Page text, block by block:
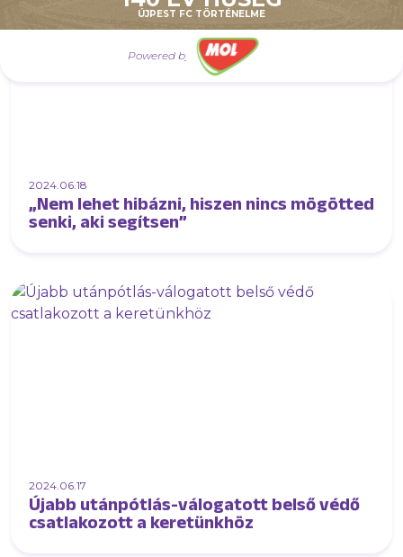
ÚJPEST FC TÖRTÉNELME
Powered by
2024.06.18
„Nem lehet hibázni, hiszen nincs mögötted
senki, aki segítsen”
2024.06.17
Újabb utánpótlás-válogatott belső védő
csatlakozott a keretünkhöz